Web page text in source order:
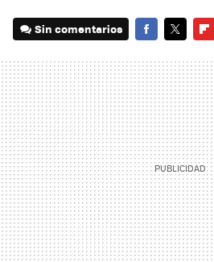
Sin comentarios